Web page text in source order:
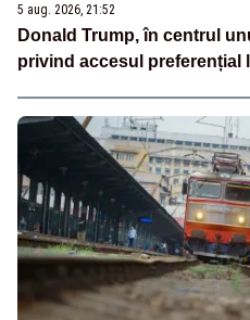
5 aug. 2026, 21:52
Donald Trump, în centrul
privind accesul preferențial